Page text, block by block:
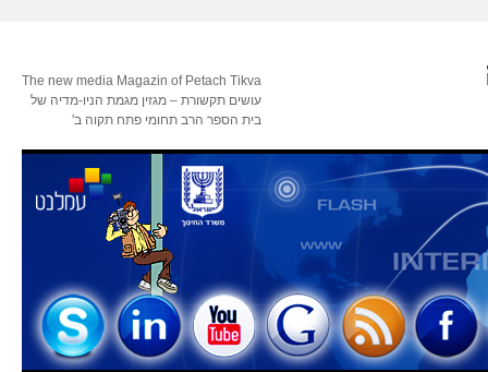
The new media Magazin of Petach Tikva
עושים תקשורת – מגזין מגמת הניו-מדיה של
בית הספר הרב תחומי פתח תקוה ב'